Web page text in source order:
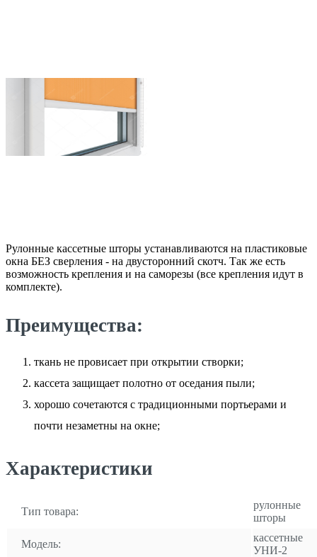
Рулонные кассетные шторы устанавливаются на пластиковые
окна БЕЗ сверления - на двусторонний скотч. Так же есть
возможность крепления и на саморезы (все крепления идут в
комплекте).
Преимущества:
ткань не провисает при открытии створки;
кассета защищает полотно от оседания пыли;
хорошо сочетаются с традиционными портьерами и
почти незаметны на окне;
Характеристики
Тип товара:
рулонные
шторы
Модель:
кассетные
УНИ-2